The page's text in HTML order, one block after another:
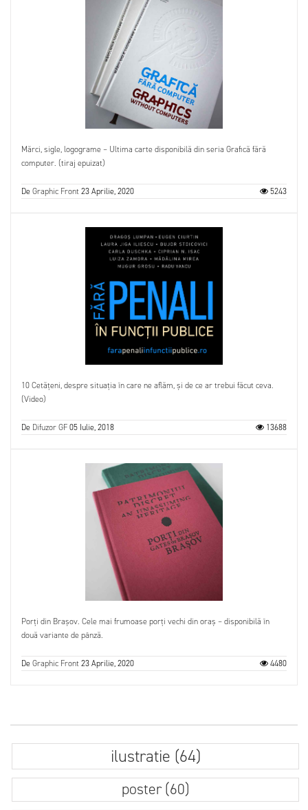
Mărci, sigle, logograme – Ultima carte disponibilă din seria Grafică fără
computer. (tiraj epuizat)
DeGraphic Front23 Aprilie, 2020 5243
10 Cetățeni, despre situația în care ne aflăm, și de ce ar trebui făcut ceva.
(Video)
De Difuzor GF05 Iulie, 2018 13688
Porți din Brașov. Cele mai frumoase porți vechi din oraș – disponibilă în
două variante de pânză.
DeGraphic Front23 Aprilie, 2020 4480
ilustratie (64)
poster (60)